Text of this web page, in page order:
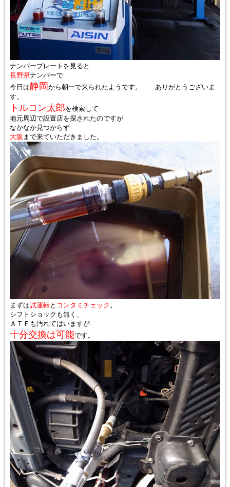
ナンバープレートを見ると
長野県ナンバーで
今日は静岡 から朝一で来られたようです。 ありがとうございま
す。
トルコン太郎を検索して
地元周辺で設置店を探されたのですが
なかなか見つからず
大阪 まで来ていただきました。
まずは試運転と コンタミチェック 。
シフトショックも無く、
ＡＴＦも汚れてはいますが
十分交換は可能です。